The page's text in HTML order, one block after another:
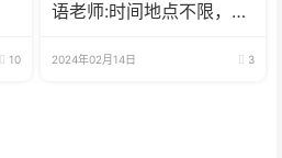
10
语老师:时间地点不限，可
2024年02月14日 3